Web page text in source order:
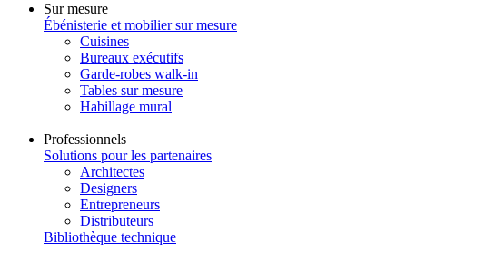
Sur mesure
Ébénisterie et mobilier sur mesure
Cuisines
Bureaux exécutifs
Garde-robes walk-in
Tables sur mesure
Habillage mural
Professionnels
Solutions pour les partenaires
Architectes
Designers
Entrepreneurs
Distributeurs
Bibliothèque technique